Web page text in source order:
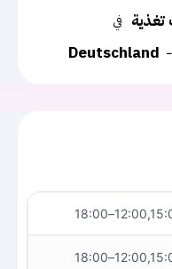
في
Deutschland